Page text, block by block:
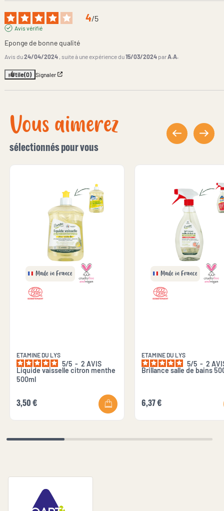
4/5
Avis vérifié
Eponge de bonne qualité
Avis du24/04/2024 , suite à une expérience du15/03/2024 par A.A.
Utile(0) Signaler
Vous aimerez
sélectionnés pour vous
Made in France
ETAMINE DU LYS
5/5 - 2 AVIS
Liquide vaisselle citron menthe
500ml
3,50 €
Made in France
ETAMINE DU LYS
5/5 - 2
Brillance salle de bains
6,37 €